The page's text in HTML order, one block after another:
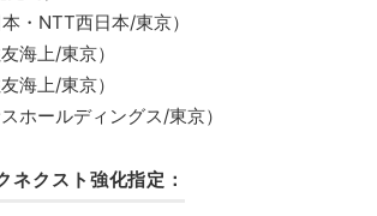
・NTT西日本/東京）
海上/東京）
海上/東京）
ホールディングス/東京）
ネクスト強化指定：